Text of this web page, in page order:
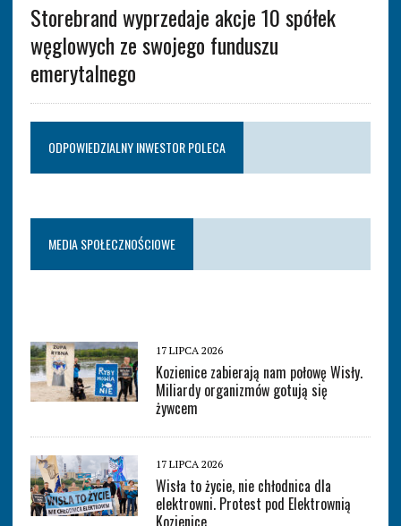
Storebrand wyprzedaje akcje 10 spółek
węglowych ze swojego funduszu
emerytalnego
ODPOWIEDZIALNY INWESTOR POLECA
MEDIA SPOŁECZNOŚCIOWE
17 LIPCA 2026
Kozienice zabierają nam połowę Wisły.
Miliardy organizmów gotują się
żywcem
17 LIPCA 2026
Wisła to życie, nie chłodnica dla
elektrowni. Protest pod Elektrownią
Kozienice